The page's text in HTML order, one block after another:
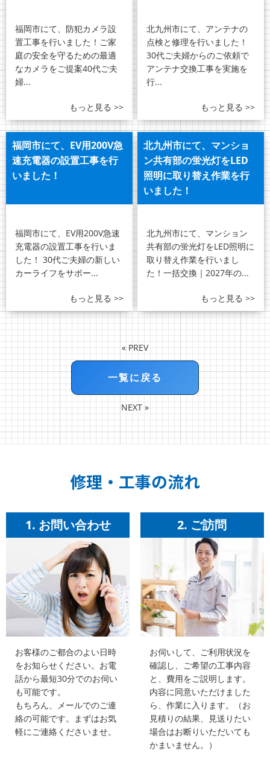
福岡市にて、防犯カメラ設
置工事を行いました！ご家
庭の安全を守るための最適
なカメラをご提案40代ご夫
婦...
もっと見る >>
北九州市にて、アンテナの
点検と修理を行いました！
30代ご夫婦からのご依頼で
アンテナ交換工事を実施を
行...
もっと見る >>
福岡市にて、EV用200V急
速充電器の設置工事を行
いました！
福岡市にて、EV用200V急速
充電器の設置工事を行いま
した！ 30代ご夫婦の新しい
カーライフをサポー...
もっと見る >>
北九州市にて、マンショ
ン共有部の蛍光灯をLED
照明に取り替え作業を行
いました！
北九州市にて、マンション
共有部の蛍光灯をLED照明に
取り替え作業を行いまし
た！一括交換｜2027年の...
もっと見る >>
« PREV
一覧に戻る
NEXT »
修理・工事の流れ
1. お問い合わせ
お客様のご都合のよい日時
をお知らせください。お電
話から最短30分でのお伺い
も可能です。
もちろん、メールでのご連
絡の可能です。まずはお気
軽にご連絡くださいませ。
2. ご訪問
お伺いして、ご利用状況を
確認し、ご希望の工事内容
と、費用をご説明します。
内容に同意いただけました
ら、作業に入ります。（お
見積りの結果、見送りたい
場合はお断りいただいても
かまいません。）